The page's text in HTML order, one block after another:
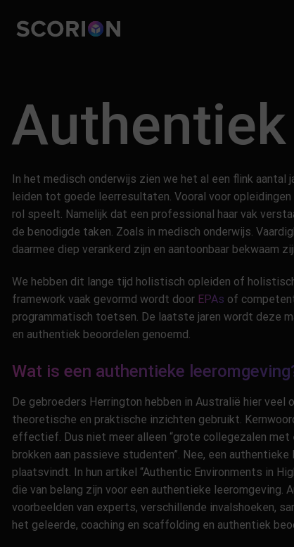
naar
In het medisch onderwijs zien we het al een flink
leiden tot goede leerresultaten. Vooral voor
rol speelt. Namelijk dat een professional haar vak
de benodigde taken. Zoals in medisch onderwijs.
daarmee diep verankerd zijn en aantoonbaar bekwaam
We hebben dit lange tijd holistisch opleiden of
framework vaak gevormd wordt door EPAs of
programmatisch toetsen. De laatste jaren wordt deze
en authentiek beoordelen genoemd.
Wat is een authentieke
De gebroeders Herrington hebben in Australië hier veel
theoretische en praktische inzichten gebruikt.
effectief. Dus niet meer alleen “grote collegezalen met
brokken aan passieve studenten”. Nee, een
plaatsvindt. In hun artikel “Authentic Environments in
die van belang zijn voor een authentieke
voorbeelden van experts, verschillende invalshoeken,
het geleerde, coaching en scaffolding en authentiek